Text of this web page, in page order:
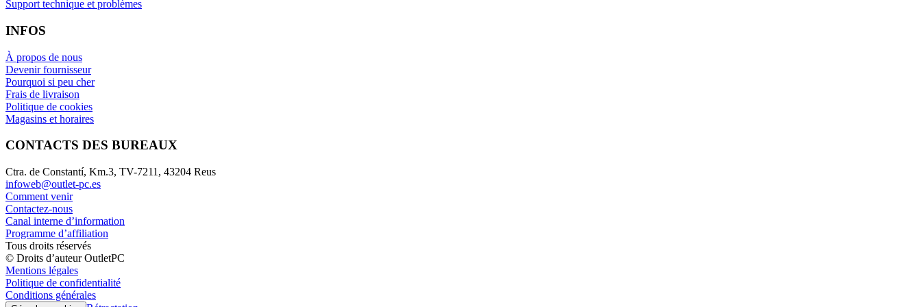
Support technique et problèmes
INFOS
À propos de nous
Devenir fournisseur
Pourquoi si peu cher
Frais de livraison
Politique de cookies
Magasins et horaires
CONTACTS DES BUREAUX
Ctra. de Constantí, Km.3, TV-7211, 43204 Reus
infoweb@outlet-pc.es
Comment venir
Contactez-nous
Canal interne d’information
Programme d’affiliation
Tous droits réservés
© Droits d’auteur OutletPC
Mentions légales
Politique de confidentialité
Conditions générales